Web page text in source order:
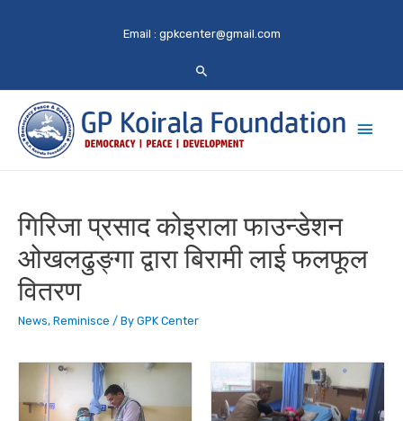
Email : gpkcenter@gmail.com
Main
गिरिजा प्रसाद कोइराला फाउन्डेशन
ओखलढुङ्गा द्वारा बिरामी लाई फलफूल
वितरण
News, Reminisce / By GPK Center